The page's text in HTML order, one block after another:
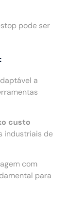
pode ser
a
custo
industriais de
com
para